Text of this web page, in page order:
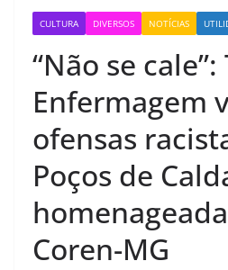
CULTURA DIVERSOS NOTÍCIAS
“Não se
Enfermagem
ofensas
Poços de
Coren-MG